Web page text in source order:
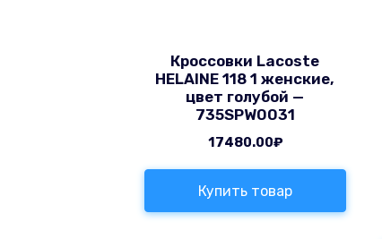
Кроссовки Lacoste
HELAINE 118 1 женские,
цвет голубой —
735SPW0031
17480.00₽
Купить товар